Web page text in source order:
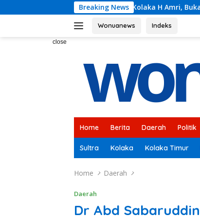
to
Breaking News
Bupati Kolaka H Amri, Buka Suara Soal
Wonuanews Indeks
close
Home Berita Daerah Politik
Sultra Kolaka Kolaka Timur
Home Daerah
Daerah
Dr Abd